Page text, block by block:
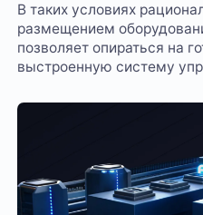
В таких условиях
размещением
позволяет опираться на
выстроенную систему